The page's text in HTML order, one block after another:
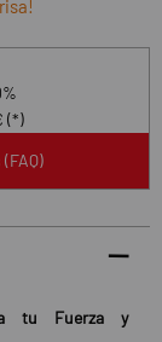
(*)
tu Fuerza y